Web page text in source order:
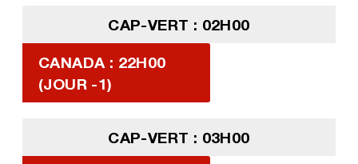
CAP-VERT : 02H00
CANADA : 22H00
(JOUR -1)
CAP-VERT : 03H00